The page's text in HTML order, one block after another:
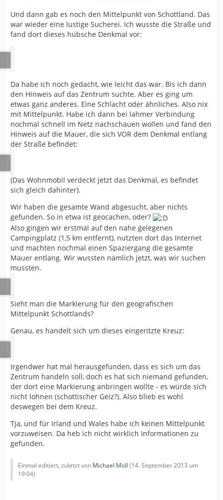
Und dann gab es noch den Mittelpunkt von Schottland. Das
war wieder eine lustige Sucherei. Ich wusste die Straße und
fand dort dieses hübsche Denkmal vor:
Da habe ich noch gedacht, wie leicht das war. Bis ich dann
den Hinweis auf das Zentrum suchte. Aber es ging um
etwas ganz anderes. Eine Schlacht oder ähnliches. Also nix
mit Mittelpunkt. Habe ich dann bei lahmer Verbindung
nochmal schnell im Netz nachschauen wollen und fand den
Hinweis auf die Mauer, die sich VOR dem Denkmal entlang
der Straße befindet:
(Das Wohnmobil verdeckt jetzt das Denkmal, es befindet
sich gleich dahinter).
Wir haben die gesamte Wand abgesucht, aber nichts
gefunden. So in etwa ist geocachen, oder?
Also gingen wir erstmal auf den nahe gelegenen
Campingplatz (1,5 km entfernt), nutzten dort das Internet
und machten nochmal einen Spaziergang die gesamte
Mauer entlang. Wir wussten nämlich jetzt, was wir suchen
mussten.
Sieht man die Markierung für den geografischen
Mittelpunkt Schottlands?
Genau, es handelt sich um dieses eingeritzte Kreuz:
Irgendwer hat mal herausgefunden, dass es sich um das
Zentrum handeln soll, doch es hat sich niemand gefunden,
der dort eine Markierung anbringen wollte - es würde sich
nicht lohnen (schottischer Geiz?). Also blieb es wohl
deswegen bei dem Kreuz.
Tja, und für Irland und Wales habe ich keinen Mittelpunkt
vorzuweisen. Da heb ich nicht wirklich Informationen zu
gefunden.
Einmal editiert, zuletzt von Michael Moll (14. September 2013 um
19:04)